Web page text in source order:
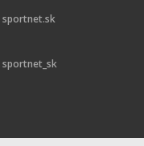
sportnet.sk
sportnet_sk